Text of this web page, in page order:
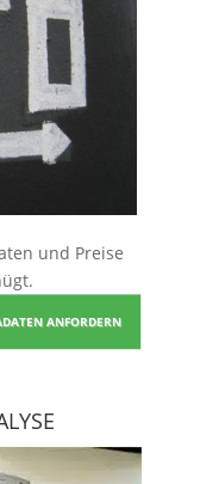
und Preise
ANFORDERN